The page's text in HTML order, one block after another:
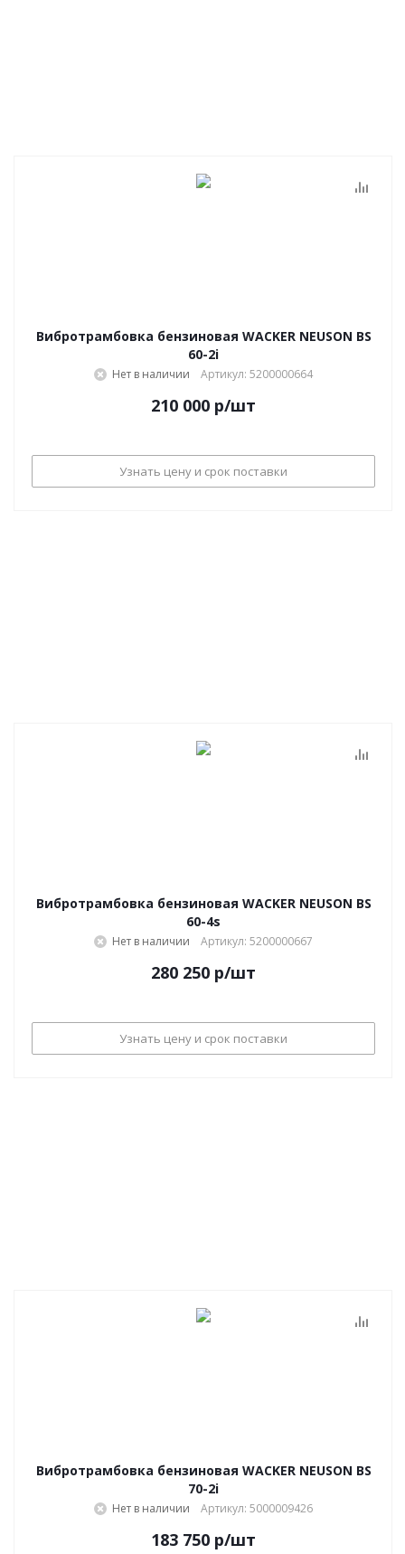
Вибротрамбовка бензиновая WACKER NEUSON BS
60-2i
Нет в наличии Артикул: 5200000664
210 000 р/шт
Узнать цену и срок поставки
Вибротрамбовка бензиновая WACKER NEUSON BS
60-4s
Нет в наличии Артикул: 5200000667
280 250 р/шт
Узнать цену и срок поставки
Вибротрамбовка бензиновая WACKER NEUSON BS
70-2i
Нет в наличии Артикул: 5000009426
183 750 р/шт